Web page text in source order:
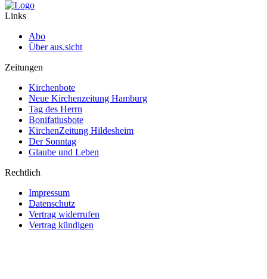
Links
Abo
Über aus.sicht
Zeitungen
Kirchenbote
Neue Kirchenzeitung Hamburg
Tag des Herrn
Bonifatiusbote
KirchenZeitung Hildesheim
Der Sonntag
Glaube und Leben
Rechtlich
Impressum
Datenschutz
Vertrag widerrufen
Vertrag kündigen